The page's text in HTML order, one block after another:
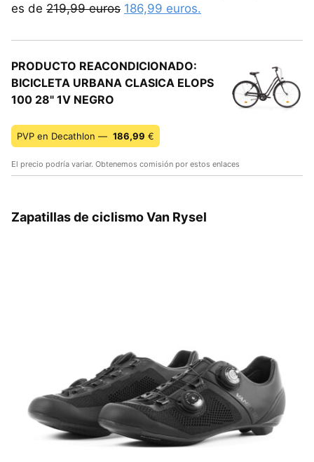
es de 219,99 euros 186,99 euros.
PRODUCTO REACONDICIONADO:
BICICLETA URBANA CLASICA ELOPS
100 28" 1V NEGRO
PVP en Decathlon — 186,99 €
El precio podría variar. Obtenemos comisión por estos enlaces
Zapatillas de ciclismo Van Rysel